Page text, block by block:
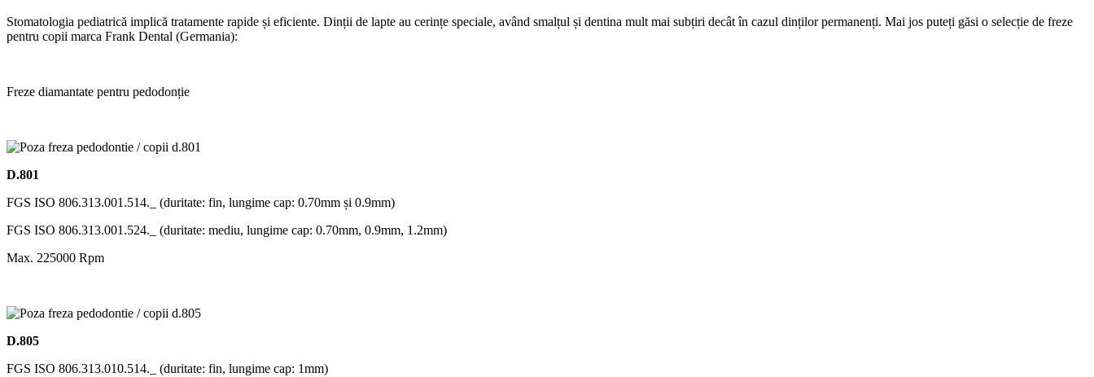
Stomatologia pediatrică implică tratamente rapide și eficiente. Dinții de lapte au cerințe speciale, având smalțul și dentina mult mai subțiri decât în cazul dinților permanenți. Mai jos puteți găsi o selecție de freze
pentru copii marca Frank Dental (Germania):
Freze diamantate pentru pedodonție
D.801
FGS ISO 806.313.001.514._ (duritate: fin, lungime cap: 0.70mm și 0.9mm)
FGS ISO 806.313.001.524._ (duritate: mediu, lungime cap: 0.70mm, 0.9mm, 1.2mm)
Max. 225000 Rpm
D.805
FGS ISO 806.313.010.514._ (duritate: fin, lungime cap: 1mm)